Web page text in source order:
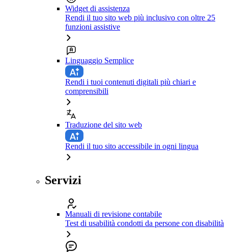
Widget di assistenza
Rendi il tuo sito web più inclusivo con oltre 25
funzioni assistive
Linguaggio Semplice
Rendi i tuoi contenuti digitali più chiari e
comprensibili
Traduzione del sito web
Rendi il tuo sito accessibile in ogni lingua
Servizi
Manuali di revisione contabile
Test di usabilità condotti da persone con disabilità